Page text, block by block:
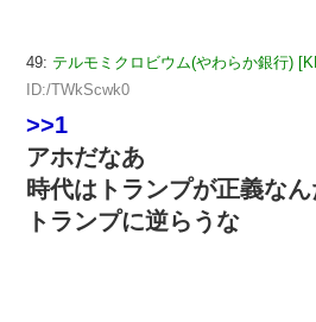
49: テルモミクロビウム(やわらか銀行)
ID:/TWkScwk0
>>1
アホだなあ
時代はトランプが正義なん
トランプに逆らうな